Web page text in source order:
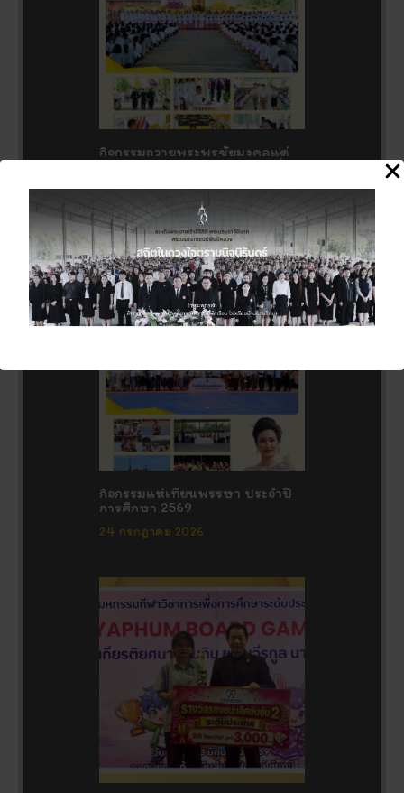
กิจกรรมถวายพระพรชัยมงคลแด่
พระบาทสมเด็จพระเจ้าอยู่หัว เนื่อง
28 กรกฎาคม 2569
27 กรกฎาคม 2026
กิจกรรมแห่เทียนพรรษา ประจำปี
การศึกษา 2569
24 กรกฎาคม 2026